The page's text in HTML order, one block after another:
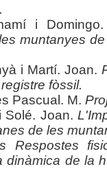
i
muntanyes
i Martí. Joan.
fòssil.
Pascual. M.
Solé. Joan.
de les
Respostes
dinàmica de la